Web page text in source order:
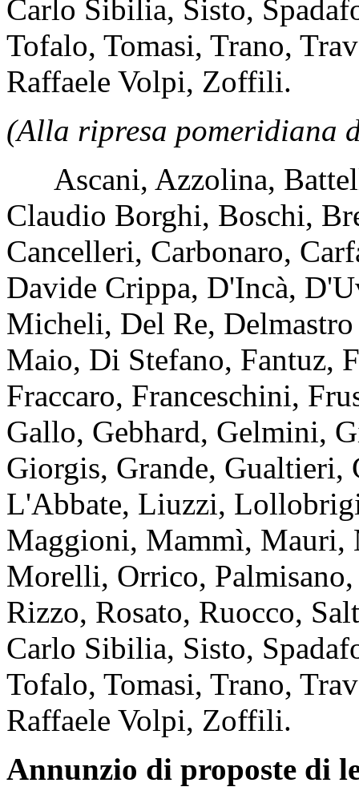
Carlo Sibilia, Sisto,
Tofalo, Tomasi, Trano,
Raffaele Volpi, Zoffili.
(Alla ripresa pomeridiana
Ascani, Azzolina,
Claudio Borghi, Boschi,
Cancelleri, Carbonaro,
Davide Crippa, D'Incà,
Micheli, Del Re,
Maio, Di Stefano, Fantuz,
Fraccaro, Franceschini,
Gallo, Gebhard, Gelmini,
Giorgis, Grande,
L'Abbate, Liuzzi,
Maggioni, Mammì, Mauri,
Morelli, Orrico,
Rizzo, Rosato, Ruocco,
Carlo Sibilia, Sisto,
Tofalo, Tomasi, Trano,
Raffaele Volpi, Zoffili.
Annunzio di proposte di